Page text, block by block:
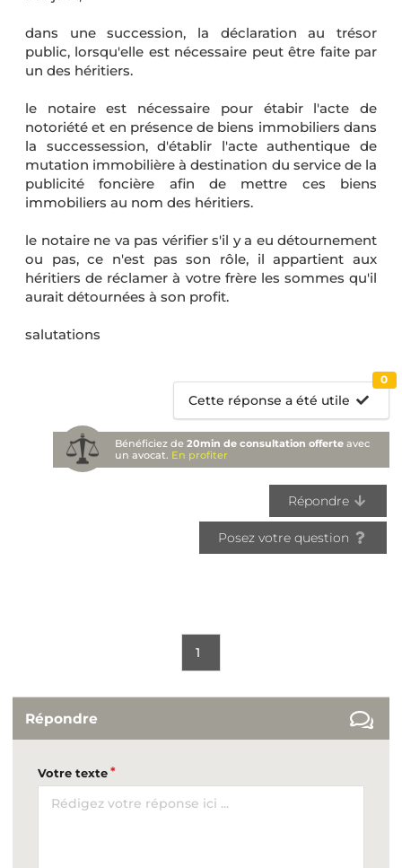
dans une succession, la déclaration au trésor
public, lorsqu'elle est nécessaire peut être faite par
un des héritiers.
le notaire est nécessaire pour étabir l'acte de
notoriété et en présence de biens immobiliers dans
la successession, d'établir l'acte authentique de
mutation immobilière à destination du service de la
publicité foncière afin de mettre ces biens
immobiliers au nom des héritiers.
le notaire ne va pas vérifier s'il y a eu détournement
ou pas, ce n'est pas son rôle, il appartient aux
héritiers de réclamer à votre frère les sommes qu'il
aurait détournées à son profit.
salutations
Cette réponse a été utile
0
Bénéficiez de20min de consultation offerte avec
un avocat. En profiter
Répondre
Posez votre question
1
Répondre
Votre texte